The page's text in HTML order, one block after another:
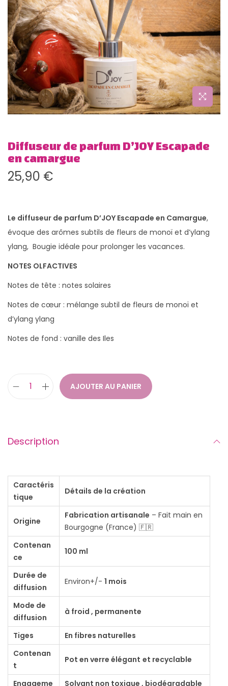
g
a
t
i
o
n
u
Diffuseur de parfum D’JOY Escapade
en camargue
25,90 €
Le diffuseur de parfum D’JOY Escapade en Camargue,
évoque des arômes subtils de fleurs de monoï et d’ylang
ylang, Bougie idéale pour prolonger les vacances.
NOTES OLFACTIVES
Notes de tête : notes solaires
Notes de cœur : mélange subtil de fleurs de monoï et
d’ylang ylang
Notes de fond : vanille des Iles
n
t
d
e
D
i
f
f
u
s
e
u
r
AJOUTER AU PANIER
Description
Caractéris
tique
Détails de la création
Origine
Fabrication artisanale – Fait main en
Bourgogne (France) 🇫🇷
Contenan
ce
100 ml
Durée de
diffusion
Environ+/- 1 mois
Mode de
diffusion
à froid , permanente
Tiges
En fibres naturelles
Contenan
t
Pot en verre élégant et recyclable
Engageme
Solvant non toxique , biodégradable